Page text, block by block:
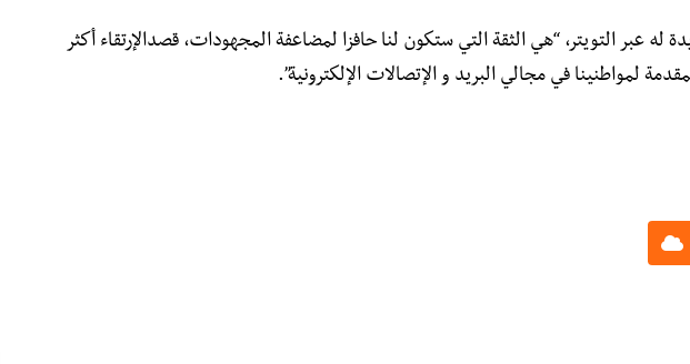
له عبر التويتر، “هي الثقة التي ستكون لنا حافزا لمضاعفة المجهودات، قصدالإرتقاء أكثر
لمواطنينا في مجالي البريد و الإتصالات الإلكترونية”.
Cloud